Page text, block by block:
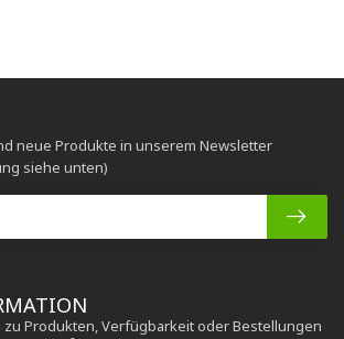
zu Produkten, Verfügbarkeit oder Bestellungen
neue Produkte in unserem Newsletter
siehe unten)